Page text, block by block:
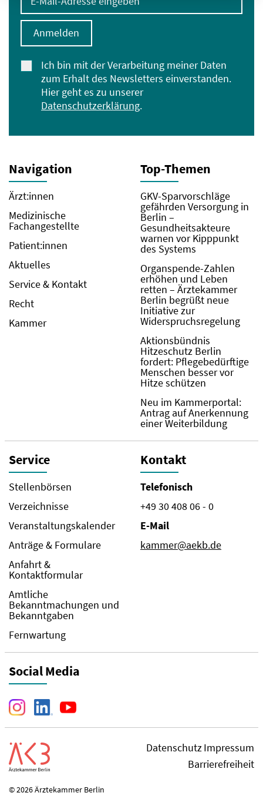
Ich bin mit der Verarbeitung meiner Daten
zum Erhalt des Newsletters einverstanden.
Hier geht es zu unserer
Datenschutzerklärung.
Anmelden
Navigation
Ärzt:innen
Medizinische
Fachangestellte
Patient:innen
Aktuelles
Service & Kontakt
Recht
Kammer
Top-Themen
GKV-Sparvorschläge
gefährden Versorgung in
Berlin –
Gesundheitsakteure
warnen vor Kipppunkt
des Systems
Organspende-Zahlen
erhöhen und Leben
retten – Ärztekammer
Berlin begrüßt neue
Initiative zur
Widerspruchsregelung
Aktionsbündnis
Hitzeschutz Berlin
fordert: Pflegebedürftige
Menschen besser vor
Hitze schützen
Neu im Kammerportal:
Antrag auf Anerkennung
einer Weiterbildung
Service
Stellenbörsen
Verzeichnisse
Veranstaltungskalender
Anträge & Formulare
Anfahrt &
Kontaktformular
Amtliche
Bekanntmachungen und
Bekanntgaben
Fernwartung
Kontakt
Telefonisch
+49 30 408 06 - 0
E-Mail
kammer@aekb.de
Social Media
DatenschutzImpressum
Barrierefreiheit
© 2026 Ärztekammer Berlin